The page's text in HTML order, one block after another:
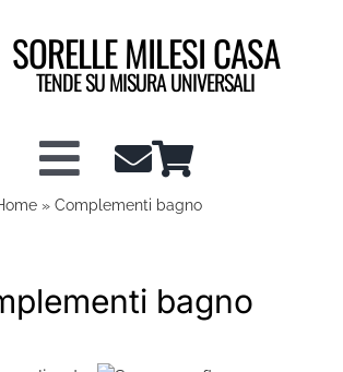
SORELLE MILESI CASA
TENDE SU MISURA UNIVERSALI
Toggle
Shop tende a vetro
Shop Tendaggi
Info tecniche
» Complementi bagno
bagno